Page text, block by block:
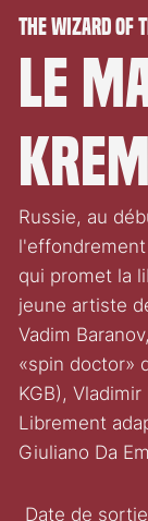
The Wizard of
Le
Russie, au
l'effondrement
qui promet la
jeune artiste
Vadim
«spin doctor»
KGB),
Librement
Giuliano Da
Date de sortie